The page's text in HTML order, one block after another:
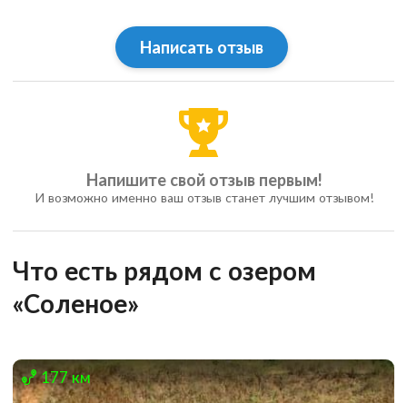
Написать отзыв
Напишите свой отзыв первым!
И возможно именно ваш отзыв станет лучшим отзывом!
Что есть рядом c озером
«Соленое»
177 км